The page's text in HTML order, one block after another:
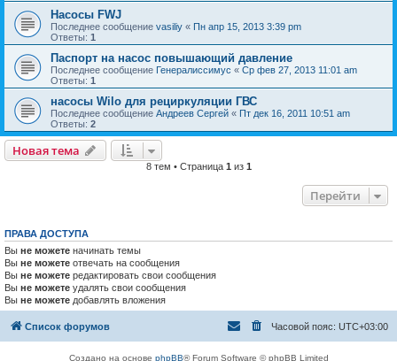
Насосы FWJ
Последнее сообщение vasiliy « Пн апр 15, 2013 3:39 pm
Ответы: 1
Паспорт на насос повышающий давление
Последнее сообщение Генералиссимус « Ср фев 27, 2013 11:01 am
Ответы: 1
насосы Wilo для рециркуляции ГВС
Последнее сообщение Андреев Сергей « Пт дек 16, 2011 10:51 am
Ответы: 2
Новая тема
8 тем • Страница 1 из 1
Перейти
ПРАВА ДОСТУПА
Вы не можете начинать темы
Вы не можете отвечать на сообщения
Вы не можете редактировать свои сообщения
Вы не можете удалять свои сообщения
Вы не можете добавлять вложения
Список форумов Часовой пояс: UTC+03:00
Создано на основе phpBB® Forum Software © phpBB Limited